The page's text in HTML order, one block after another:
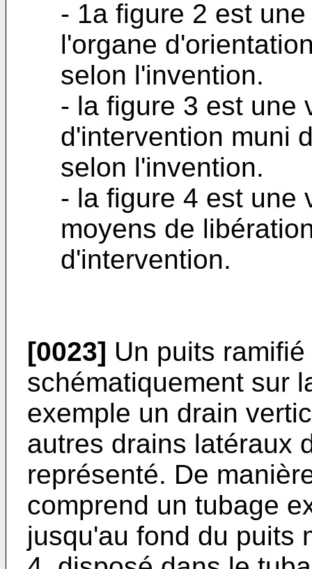
- 1a figure 2 est
l'organe
selon l'invention.
- la figure 3 est une
d'intervention muni
selon l'invention.
- la figure 4 est une
moyens de
d'intervention.
[0023] Un puits
schématiquement sur
exemple un drain
autres drains latéraux
représenté. De
comprend un tubage
jusqu'au fond du puits